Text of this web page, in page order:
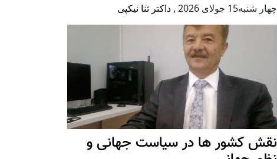
چهار شنبه15 جولای 2026 , داکتر ثنا نیکپی
نقش کشور ها در سیاست جهانی و